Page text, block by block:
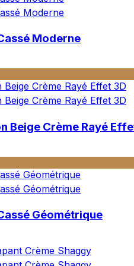
Moderne
Beige Crème Rayé
Géométrique